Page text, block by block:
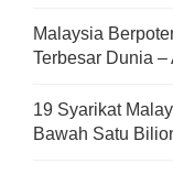
Malaysia
Terbesar Dunia –
19 Syarikat
Bawah Satu